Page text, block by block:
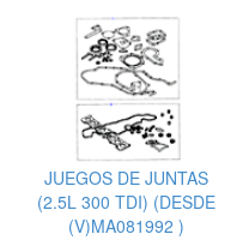
JUEGOS DE JUNTAS
(2.5L 300 TDI) (DESDE
(V)MA081992 )